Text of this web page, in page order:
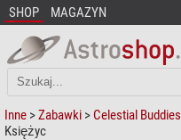
SHOP MAGAZYN
Inne >Zabawki > Celestial Buddies
Księżyc